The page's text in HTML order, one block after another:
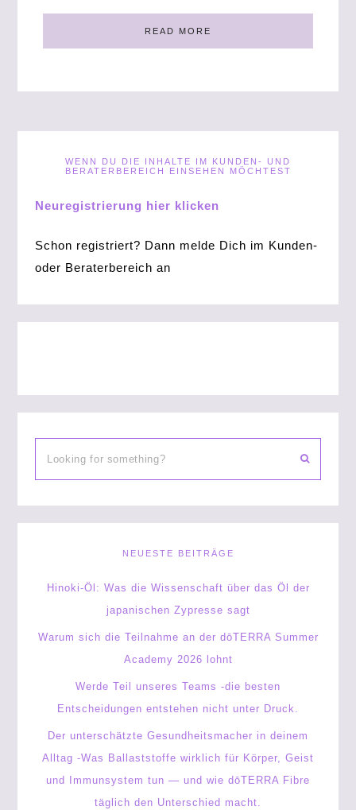
READ MORE
WENN DU DIE INHALTE IM KUNDEN- UND
BERATERBEREICH EINSEHEN MÖCHTEST
Neuregistrierung hier klicken
Schon registriert? Dann melde Dich im Kunden-
oder Beraterbereich an
NEUESTE BEITRÄGE
Hinoki-Öl: Was die Wissenschaft über das Öl der
japanischen Zypresse sagt
Warum sich die Teilnahme an der dōTERRA Summer
Academy 2026 lohnt
Werde Teil unseres Teams -die besten
Entscheidungen entstehen nicht unter Druck.
Der unterschätzte Gesundheitsmacher in deinem
Alltag -Was Ballaststoffe wirklich für Körper, Geist
und Immunsystem tun — und wie dōTERRA Fibre
täglich den Unterschied macht.